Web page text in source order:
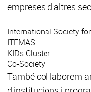
empreses d'altres
International Society
ITEMAS
KIDs Cluster
Co-Society
També col·laborem